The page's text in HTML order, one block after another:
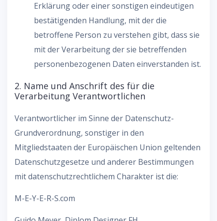
Erklärung oder einer sonstigen eindeutigen
bestätigenden Handlung, mit der die
betroffene Person zu verstehen gibt, dass sie
mit der Verarbeitung der sie betreffenden
personenbezogenen Daten einverstanden ist.
2. Name und Anschrift des für die
Verarbeitung Verantwortlichen
Verantwortlicher im Sinne der Datenschutz-
Grundverordnung, sonstiger in den
Mitgliedstaaten der Europäischen Union geltenden
Datenschutzgesetze und anderer Bestimmungen
mit datenschutzrechtlichem Charakter ist die:
M-E-Y-E-R-S.com